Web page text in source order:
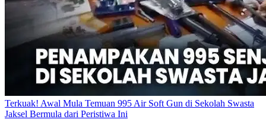
Terkuak! Awal Mula Temuan 995 Air Soft Gun di Sekolah Swasta
Jaksel Bermula dari Peristiwa Ini